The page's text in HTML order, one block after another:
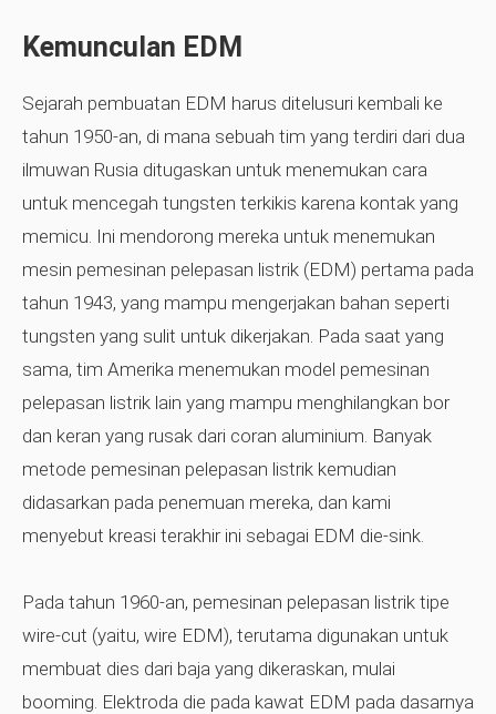
Kemunculan EDM
Sejarah pembuatan EDM harus ditelusuri kembali ke
tahun 1950-an, di mana sebuah tim yang terdiri dari dua
ilmuwan Rusia ditugaskan untuk menemukan cara
untuk mencegah tungsten terkikis karena kontak yang
memicu. Ini mendorong mereka untuk menemukan
mesin pemesinan pelepasan listrik (EDM) pertama pada
tahun 1943, yang mampu mengerjakan bahan seperti
tungsten yang sulit untuk dikerjakan. Pada saat yang
sama, tim Amerika menemukan model pemesinan
pelepasan listrik lain yang mampu menghilangkan bor
dan keran yang rusak dari coran aluminium. Banyak
metode pemesinan pelepasan listrik kemudian
didasarkan pada penemuan mereka, dan kami
menyebut kreasi terakhir ini sebagai EDM die-sink.
Pada tahun 1960-an, pemesinan pelepasan listrik tipe
wire-cut (yaitu, wire EDM), terutama digunakan untuk
membuat dies dari baja yang dikeraskan, mulai
booming. Elektroda die pada kawat EDM pada dasarnya